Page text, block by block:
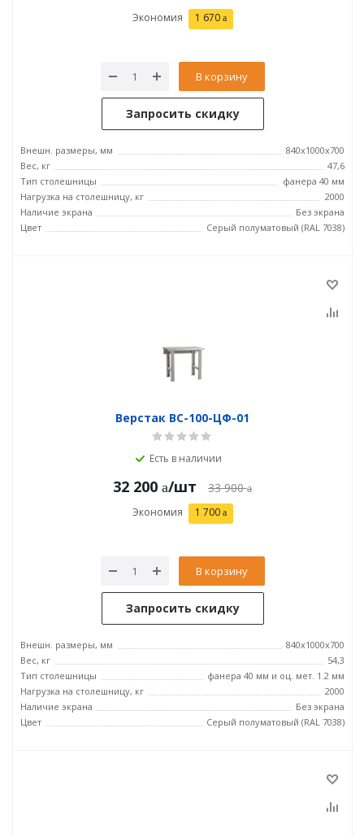
Экономия 1 670
В корзину
Запросить скидку
Внешн. размеры, мм
840x1000x700
Вес, кг
47,6
Тип столешницы
фанера 40 мм
Нагрузка на столешницу, кг
2000
Наличие экрана
Без экрана
Цвет
Серый полуматовый (RAL 7038)
Верстак ВС-100-ЦФ-01
Есть в наличии
32 200 /шт 33 900
Экономия 1 700
В корзину
Запросить скидку
Внешн. размеры, мм
840x1000x700
Вес, кг
54,3
Тип столешницы
фанера 40 мм и оц. мет. 1.2 мм
Нагрузка на столешницу, кг
2000
Наличие экрана
Без экрана
Цвет
Серый полуматовый (RAL 7038)